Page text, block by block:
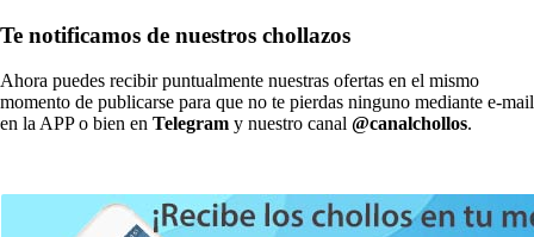
Te notificamos de nuestros chollazos
Ahora puedes recibir puntualmente nuestras ofertas en el mismo
momento de publicarse para que no te pierdas ninguno mediante e-mail
en la APP o bien en Telegram y nuestro canal @canalchollos.